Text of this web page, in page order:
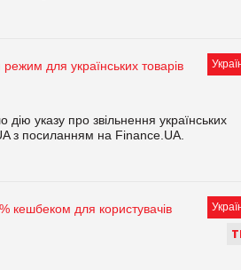
для українських товарів
указу про звільнення українських
з посиланням на Finance.UA.
Т
кешбеком для користувачів